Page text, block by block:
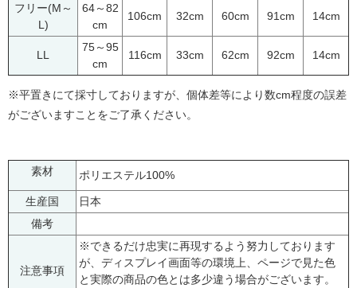
フリー(M～
L)
64～82
cm
106cm 32cm 60cm 91cm 14cm
LL
75～95
cm
116cm 33cm 62cm 92cm 14cm
※平置きにて採寸しておりますが、個体差等により数cm程度の誤差
がございますことをご了承ください。
素材 ポリエステル100%
生産国
日本
備考
注意事項
※できるだけ忠実に再現するよう努力しております
が、ディスプレイ画面等の環境上、ページで見た色
と実際の商品の色とは多少違う場合がございます。